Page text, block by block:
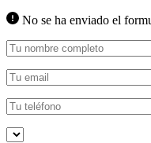
No se ha enviado el